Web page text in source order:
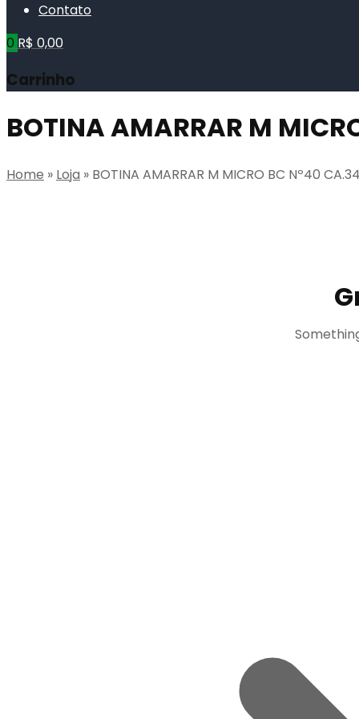
Contato
0 R$ 0,00
Carrinho
BOTINA AMARRAR M
Home » Loja » BOTINA AMARRAR M MICRO BC Nº40